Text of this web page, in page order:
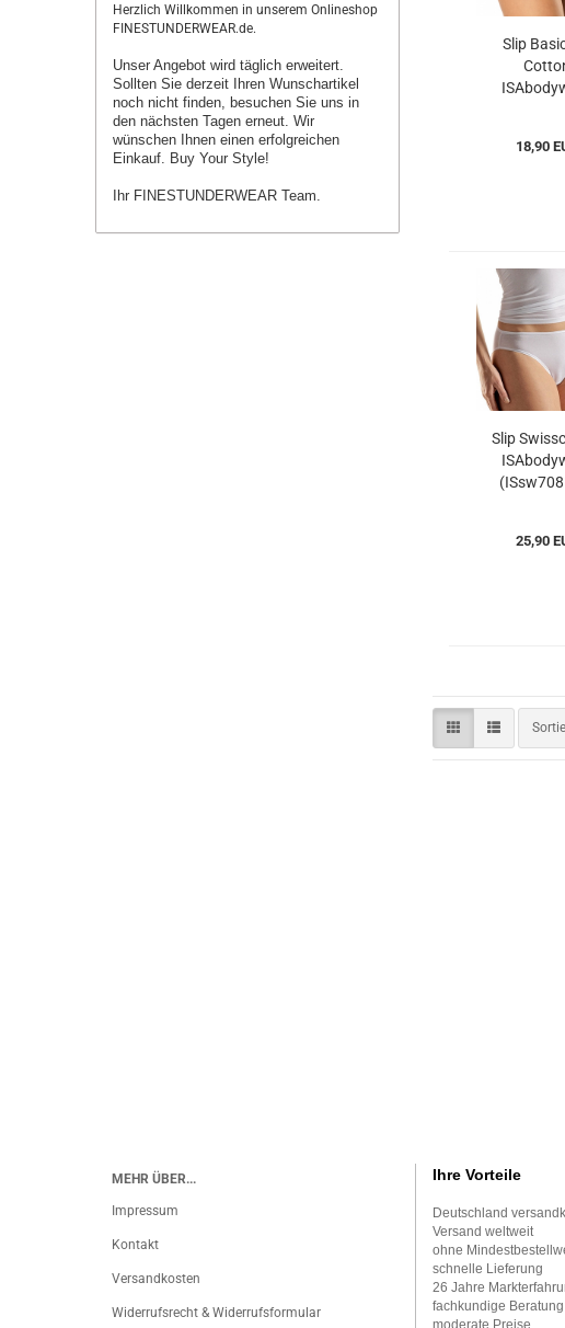
Slip
18,90
Slip
25,90
Herzlich Willkommen in unserem Onlineshop
FINESTUNDERWEAR.de.
Unser Angebot wird täglich erweitert.
Sollten Sie derzeit Ihren Wunschartikel
noch nicht finden, besuchen Sie uns in
den nächsten Tagen erneut. Wir
wünschen Ihnen einen erfolgreichen
Einkauf. Buy Your Style!
Ihr FINESTUNDERWEAR Team.
MEHR ÜBER...
Impressum
Kontakt
Versandkosten
Widerrufsrecht & Widerrufsformular
Ihre Vorteile
Deutschland
Versand weltweit
ohne
schnelle Lieferung
26 Jahre
fachkundige
moderate Preise